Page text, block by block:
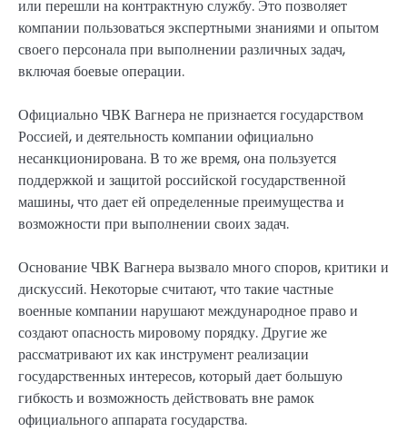
или перешли на контрактную службу. Это позволяет
компании пользоваться экспертными знаниями и опытом
своего персонала при выполнении различных задач,
включая боевые операции.
Официально ЧВК Вагнера не признается государством
Россией, и деятельность компании официально
несанкционирована. В то же время, она пользуется
поддержкой и защитой российской государственной
машины, что дает ей определенные преимущества и
возможности при выполнении своих задач.
Основание ЧВК Вагнера вызвало много споров, критики и
дискуссий. Некоторые считают, что такие частные
военные компании нарушают международное право и
создают опасность мировому порядку. Другие же
рассматривают их как инструмент реализации
государственных интересов, который дает большую
гибкость и возможность действовать вне рамок
официального аппарата государства.